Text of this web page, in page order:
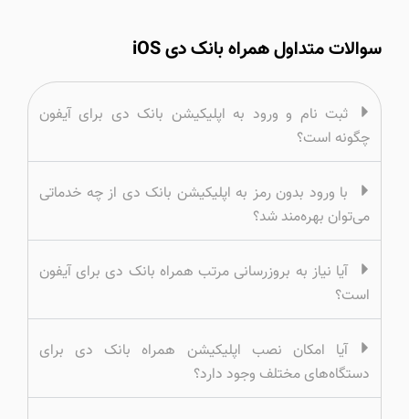
سوالات متداول همراه بانک دی iOS
ثبت نام و ورود به اپلیکیشن بانک دی برای آیفون
چگونه است؟
با ورود بدون رمز به اپلیکیشن بانک دی از چه خدماتی
می‌توان بهره‌مند شد؟
آیا نیاز به بروزرسانی مرتب همراه بانک دی برای آیفون
است؟
آیا امکان نصب اپلیکیشن همراه بانک دی برای
دستگاه‌های مختلف وجود دارد؟